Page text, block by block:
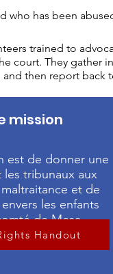
who has been
trained to
court. They gather
then report
mission
est de donner une
les tribunaux aux
et de
les enfants
de Mesa.
Handout